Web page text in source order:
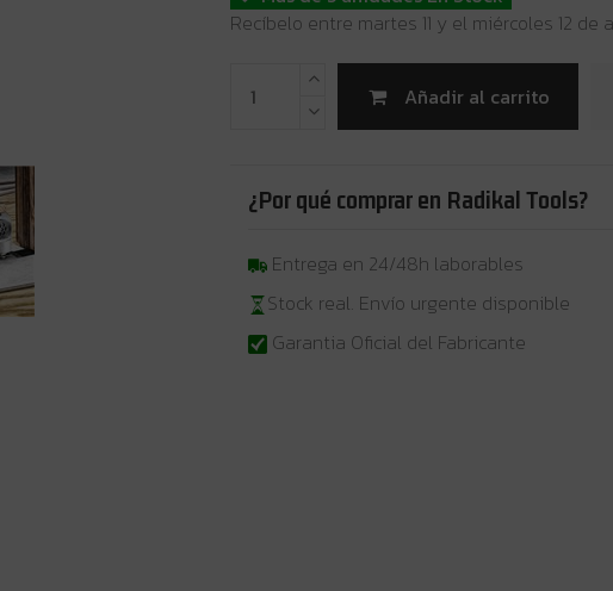
Recíbelo entre martes 11 y el miércoles 12 de
Añadir al carrito
¿Por qué comprar en Radikal Tools?
Entrega en 24/48h laborables
Stock real. Envío urgente disponible
Garantia Oficial del Fabricante